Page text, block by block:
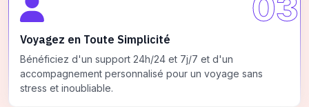
Voyagez en Toute Simplicité
Bénéficiez d'un support 24h/24 et 7j/7 et d'un
accompagnement personnalisé pour un voyage sans
stress et inoubliable.